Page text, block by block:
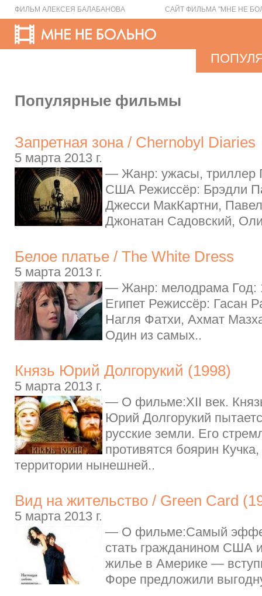
ФИЛЬМ АЛЕКСЕЯ БАЛАБАНОВА САЙТ ФИЛЬМА "МНЕ НЕ
Популярные фильмы
Запретная зона / Chernobyl Diaries
5 марта 2013 г.
— Жанр: ужасы, триллер
США Режиссёр: Брэдли
Джесси МакКартни,
Джонатан Садовский,
Белое платье / The White Dress
5 марта 2013 г.
— Жанр: мелодрама Год:
Египет Режиссёр: Гасан
Нагля Фатхи, Ахмат
Один из самых..
Князь Юрий Долгорукий (1998)
5 марта 2013 г.
— О фильме:XII век.
Юрий Долгорукий
русские земли. Его
противятся боярин
территории нынешней..
Вид на жительство / Green Card
5 марта 2013 г.
— О фильме:Самый
стать гражданином США
жилье в Америке —
Форе предложили